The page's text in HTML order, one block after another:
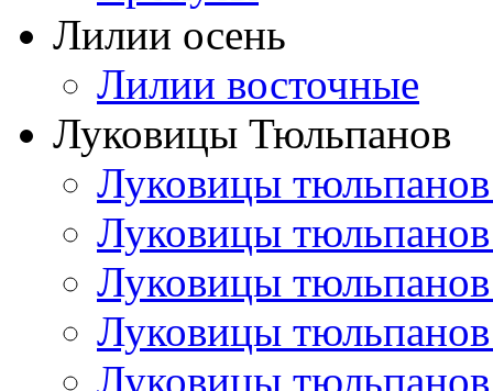
Лилии осень
Лилии восточные
Луковицы Тюльпанов
Луковицы
Луковицы
Луковицы
Луковицы
Луковицы